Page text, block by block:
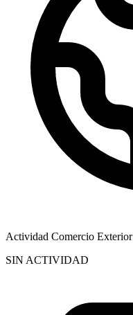
Actividad Comercio Exterior
SIN ACTIVIDAD